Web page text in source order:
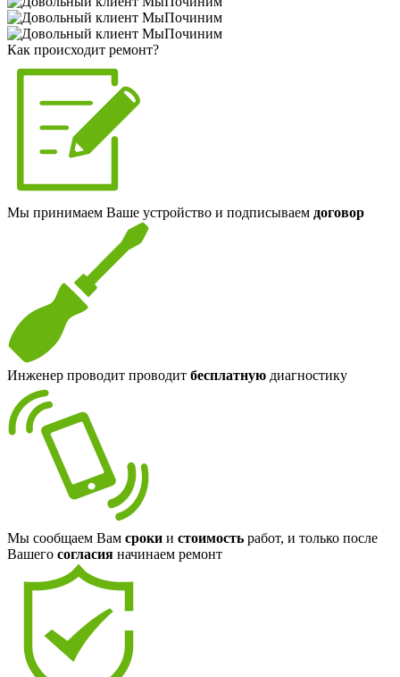
Как происходит ремонт?
Мы принимаем Ваше устройство и подписываем договор
Инженер проводит проводит бесплатную диагностику
Мы сообщаем Вам сроки и стоимость работ, и только после
Вашего согласия начинаем ремонт